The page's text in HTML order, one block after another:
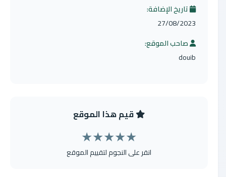
تاريخ الإضافة:
27/08/2023
صاحب الموقع:
douib
قيم هذا الموقع
★
★
★
★
★
انقر على النجوم لتقييم الموقع